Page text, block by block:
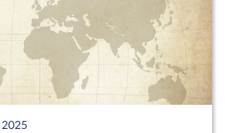
d’Abraham à d’autres pays
un rôle attendu de la part de la
et la question kurde ont aussi été
2025